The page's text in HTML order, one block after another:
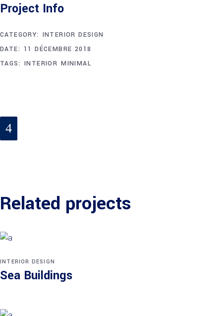
Project Info
CATEGORY: INTERIOR DESIGN
DATE: 11 DÉCEMBRE 2018
TAGS: INTERIOR MINIMAL
Related projects
INTERIOR DESIGN
Sea Buildings